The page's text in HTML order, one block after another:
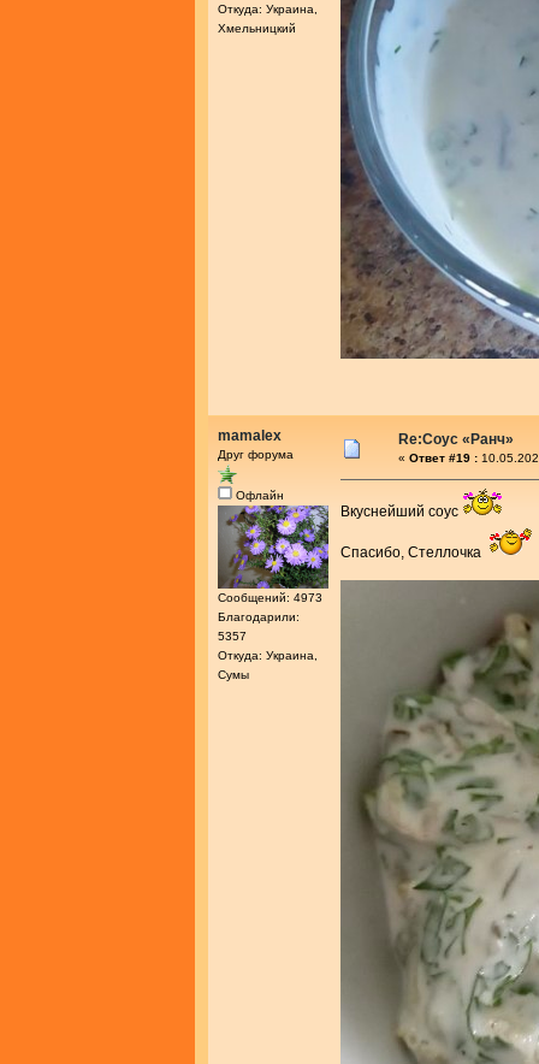
Откуда: Украина,
Хмельницкий
mamalex
Друг форума
Офлайн
Сообщений: 4973
Благодарили:
5357
Откуда: Украина,
Сумы
Re:Соус «Ранч»
« Ответ #19 :
Вкуснейший соус
Спасибо, Стеллочка